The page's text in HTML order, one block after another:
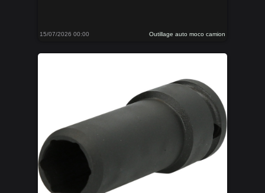
15/07/2026 00:00 Outillage auto moco camion